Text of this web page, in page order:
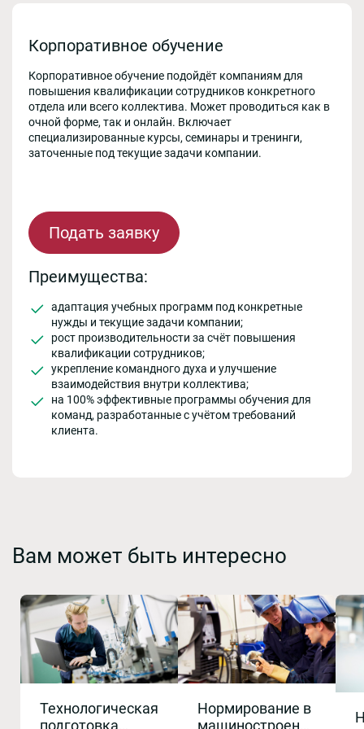
Корпоративное обучение
Корпоративное обучение подойдёт компаниям для
повышения квалификации сотрудников конкретного
отдела или всего коллектива. Может проводиться как в
очной форме, так и онлайн. Включает
специализированные курсы, семинары и тренинги,
заточенные под текущие задачи компании.
Подать заявку
Преимущества:
адаптация учебных программ под конкретные
нужды и текущие задачи компании;
рост производительности за счёт повышения
квалификации сотрудников;
укрепление командного духа и улучшение
взаимодействия внутри коллектива;
на 100% эффективные программы обучения для
команд, разработанные с учётом требований
клиента.
Вам может быть интересно
Технологическая
подготовка
Нормирование в
машиностроении